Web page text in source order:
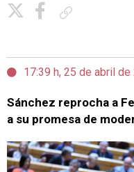
17:39 h, 25 de abril de
Sánchez reprocha a
a su promesa de